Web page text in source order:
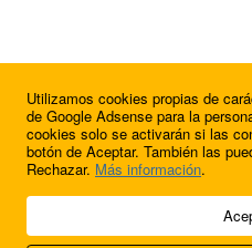
© 2009 - 2026 Soluciones Corporativas
Utilizamos cookies propias de
de Google Adsense para la
cookies solo se activarán si las
botón de Aceptar. También las
Rechazar. Más información.